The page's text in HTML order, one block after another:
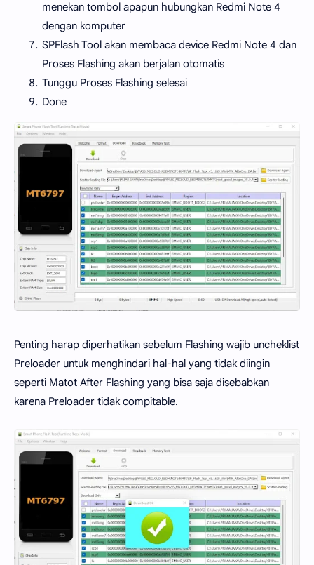
menekan tombol apapun hubungkan Redmi Note 4
dengan komputer
SPFlash Tool akan membaca device Redmi Note 4 dan
Proses Flashing akan berjalan otomatis
Tunggu Proses Flashing selesai
Done
Penting harap diperhatikan sebelum Flashing wajib uncheklist
Preloader untuk menghindari hal-hal yang tidak diingin
seperti Matot After Flashing yang bisa saja disebabkan
karena Preloader tidak compitable.